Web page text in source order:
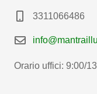
3311066486
Orario uffici: 9:00/